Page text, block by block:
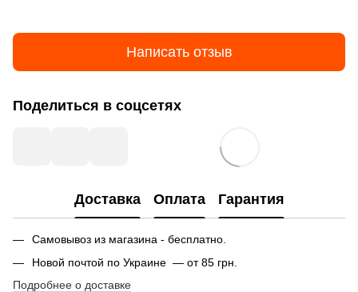
Написать отзыв
Поделиться в соцсетях
Доставка Оплата Гарантия
Самовывоз из магазина - бесплатно.
Новой почтой по Украине — от 85 грн.
Подробнее о доставке